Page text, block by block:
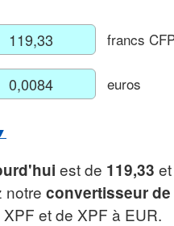
francs
euros
XPF
est de 119,33
notre convertisseur
et de XPF à EUR.